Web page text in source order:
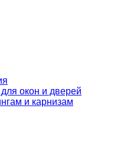
окон и дверей
и карнизам